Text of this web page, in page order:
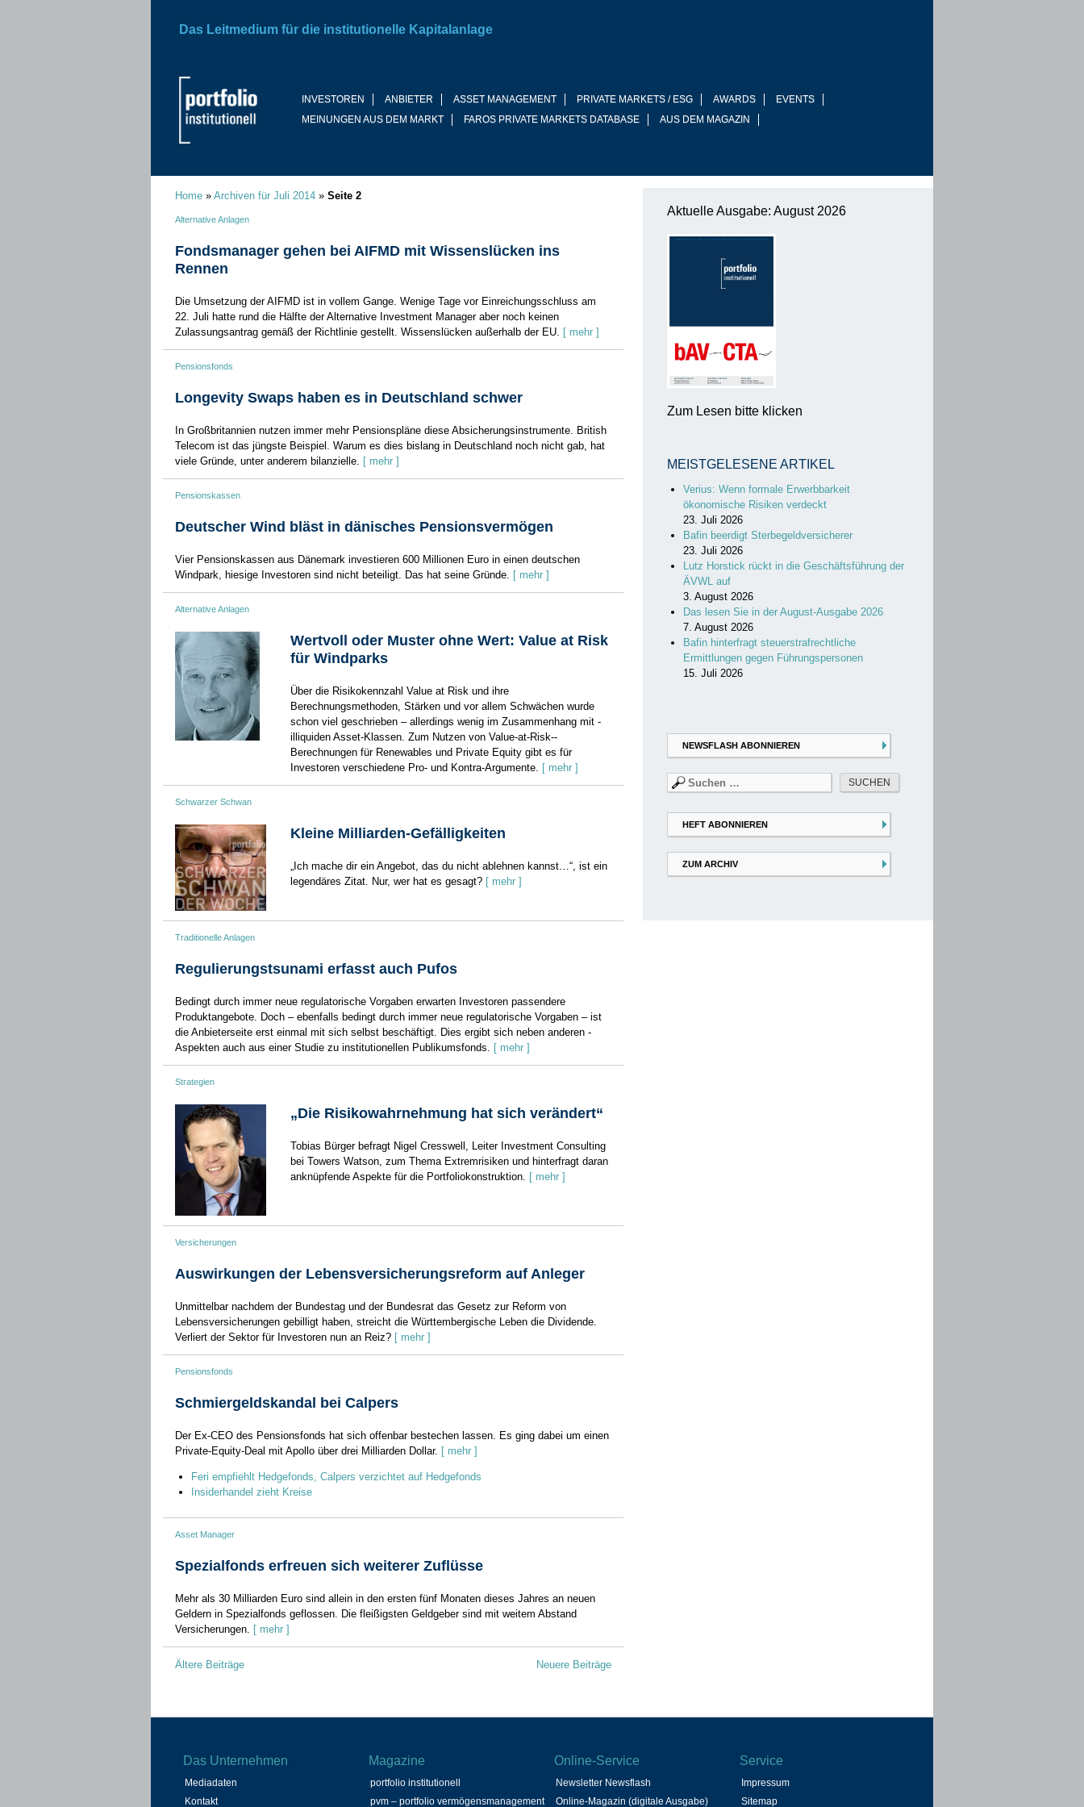
INVESTOREN ANBIETER ASSET MANAGEMENT PRIVATE MARKETS / ESG AWARDS
EVENTS
MEINUNGEN AUS DEM MARKT
FAROS PRIVATE MARKETS DATABASE AUS DEM MAGAZIN
Das Leitmedium für die institutionelle Kapitalanlage
Home » Archiven für Juli 2014 » Seite 2
Alternative Anlagen
Fondsmanager gehen bei AIFMD mit Wissenslücken ins
Rennen
Die Umsetzung der AIFMD ist in vollem Gange. Wenige Tage vor Einreichungsschluss am
22. Juli hatte rund die Hälfte der Alternative Investment Manager aber noch keinen
Zulassungsantrag gemäß der Richtlinie gestellt. Wissenslücken außerhalb der EU. [ mehr ]
Pensionsfonds
Longevity Swaps haben es in Deutschland schwer
In Großbritannien nutzen immer mehr Pensionspläne diese Absicherungsinstrumente. British
Telecom ist das jüngste Beispiel. Warum es dies bislang in Deutschland noch nicht gab, hat
viele Gründe, unter anderem bilanzielle. [ mehr ]
Pensionskassen
Deutscher Wind bläst in dänisches Pensionsvermögen
Vier Pensionskassen aus Dänemark investieren 600 Millionen Euro in einen deutschen
Windpark, hiesige Investoren sind nicht beteiligt. Das hat seine Gründe. [ mehr ]
Alternative Anlagen
Wertvoll oder Muster ohne Wert: Value at Risk
für Windparks
Über die Risikokennzahl Value at Risk und ihre
Berechnungsmethoden, Stärken und vor allem Schwächen wurde
schon viel geschrieben – allerdings wenig im Zusammenhang mit ­
illiquiden Asset-Klassen. Zum Nutzen von Value-at-Risk-­
Berechnungen für Renewables und Private Equity gibt es für
Investoren verschiedene Pro- und Kontra-Argumente. [ mehr ]
Schwarzer Schwan
Kleine Milliarden-Gefälligkeiten
„Ich mache dir ein Angebot, das du nicht ablehnen kannst…“, ist ein
legendäres Zitat. Nur, wer hat es gesagt? [ mehr ]
Traditionelle Anlagen
Regulierungstsunami erfasst auch Pufos
Bedingt durch immer neue regulatorische Vorgaben erwarten Investoren passendere
Produktangebote. Doch – ebenfalls bedingt durch immer neue regulatorische Vorgaben – ist
die Anbieterseite erst ­einmal mit sich selbst beschäftigt. Dies ergibt sich neben anderen ­
Aspekten auch aus einer Studie zu institutionellen Publikumsfonds. [ mehr ]
Strategien
„Die Risikowahrnehmung hat sich verändert“
Tobias Bürger befragt Nigel Cresswell, ­Leiter ­Investment Consulting
bei Towers Watson, zum Thema Extremrisiken und hinterfragt daran
anknüpfende Aspekte für die Portfoliokonstruktion. [ mehr ]
Versicherungen
Auswirkungen der Lebensversicherungsreform auf Anleger
Unmittelbar nachdem der Bundestag und der Bundesrat das Gesetz zur Reform von
Lebensversicherungen gebilligt haben, streicht die Württembergische Leben die Dividende.
Verliert der Sektor für Investoren nun an Reiz? [ mehr ]
Pensionsfonds
Schmiergeldskandal bei Calpers
Der Ex-CEO des Pensionsfonds hat sich offenbar bestechen lassen. Es ging dabei um einen
Private-Equity-Deal mit Apollo über drei Milliarden Dollar. [ mehr ]
Feri empfiehlt Hedgefonds, Calpers verzichtet auf Hedgefonds
Insiderhandel zieht Kreise
Asset Manager
Spezialfonds erfreuen sich weiterer Zuflüsse
Mehr als 30 Milliarden Euro sind allein in den ersten fünf Monaten dieses Jahres an neuen
Geldern in Spezialfonds geflossen. Die fleißigsten Geldgeber sind mit weitem Abstand
Versicherungen. [ mehr ]
Beitragsnavigation
Ältere Beiträge Neuere Beiträge
Aktuelle Ausgabe: August 2026
Zum Lesen bitte klicken
MEISTGELESENE ARTIKEL
Verius: Wenn formale Erwerbbarkeit
ökonomische Risiken verdeckt
23. Juli 2026
Bafin beerdigt Sterbegeldversicherer
23. Juli 2026
Lutz Horstick rückt in die Geschäftsführung der
ÄVWL auf
3. August 2026
Das lesen Sie in der August-Ausgabe 2026
7. August 2026
Bafin hinterfragt steuerstrafrechtliche
Ermittlungen gegen Führungspersonen
15. Juli 2026
NEWSFLASH ABONNIEREN
Suchen
nach:
HEFT ABONNIEREN
ZUM ARCHIV
Das Unternehmen
Mediadaten
Kontakt
Magazine
portfolio institutionell
pvm – portfolio vermögensmanagement
Online-Service
Newsletter Newsflash
Online-Magazin (digitale Ausgabe)
Service
Impressum
Sitemap